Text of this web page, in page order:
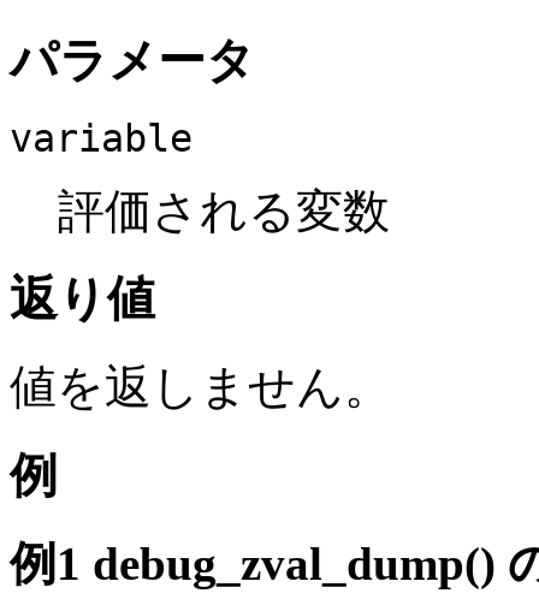
パラメータ
variable
評価される変数
返り値
値を返しません。
例
例1 debug_zval_dump()